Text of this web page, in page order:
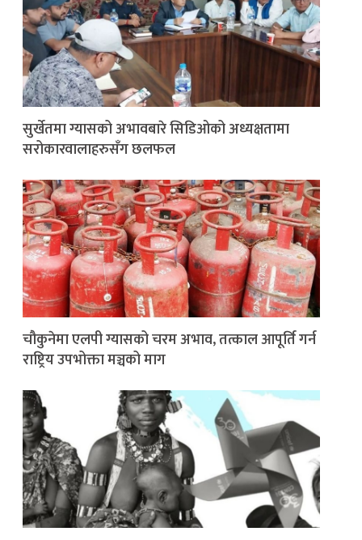
सुर्खेतमा ग्यासको अभावबारे सिडिओको अध्यक्षतामा
सरोकारवालाहरुसँग छलफल
चौकुनेमा एलपी ग्यासको चरम अभाव, तत्काल आपूर्ति गर्न
राष्ट्रिय उपभोक्ता मञ्चको माग